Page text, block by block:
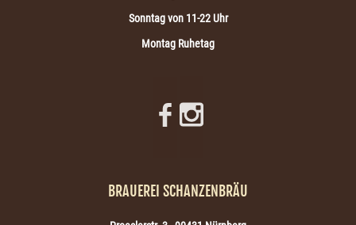
Sonntag von 11-22 Uhr
Montag Ruhetag
BRAUEREI SCHANZENBRÄU